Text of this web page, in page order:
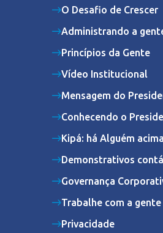
O Desafio de Crescer
Administrando a
Princípios da Gente
Vídeo Institucional
Mensagem do
Conhecendo o
Kipá: há Alguém
Demonstrativos
Governança
Trabalhe com a gente
Privacidade